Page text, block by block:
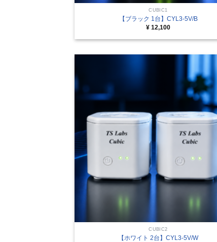
CUBIC1
【ブラック 1台】CYL3-5V/B
¥ 12,100
CUBIC2
【ホワイト 2台】CYL3-5V/W